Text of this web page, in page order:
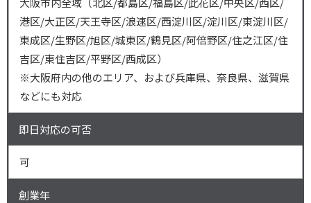
港区/大正区/天王寺区/浪速区/西淀川区/淀川区/東淀川区/
東成区/生野区/旭区/城東区/鶴見区/阿倍野区/住之江区/住
吉区/東住吉区/平野区/西成区）
※大阪府内の他のエリア、および兵庫県、奈良県、滋賀県
などにも対応
即日対応の可否
可
創業年